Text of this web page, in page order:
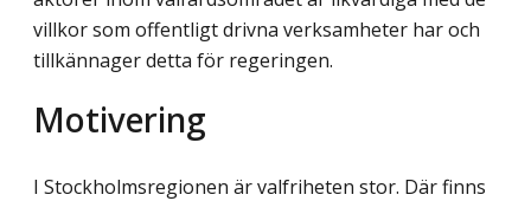
villkor som offentligt drivna verksamheter har och
tillkännager detta för regeringen.
Motivering
I Stockholmsregionen är valfriheten stor. Där finns